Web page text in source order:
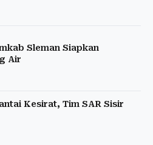
Sleman Siapkan
Air
Kesirat, Tim SAR Sisir